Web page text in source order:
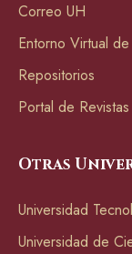
Correo UH
Entorno Virtual
Repositorios
Portal de
Otras
Universidad
Universidad de